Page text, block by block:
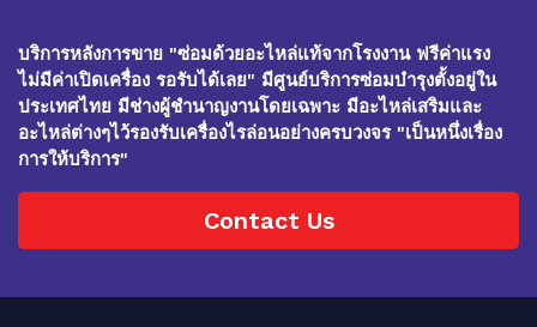
บริการหลังการขาย "ซ่อมด้วยอะไหล่แท้จากโรงงาน ฟรีค่าแรง
ไม่มีค่าเปิดเครื่อง รอรับได้เลย" มีศูนย์บริการซ่อมบำรุงตั้งอยู่ใน
ประเทศไทย มีช่างผู้ชำนาญงานโดยเฉพาะ มีอะไหล่เสริมและ
อะไหล่ต่างๆไว้รองรับเครื่องไรล่อนอย่างครบวงจร "เป็นหนึ่งเรื่อง
การให้บริการ"
Contact Us